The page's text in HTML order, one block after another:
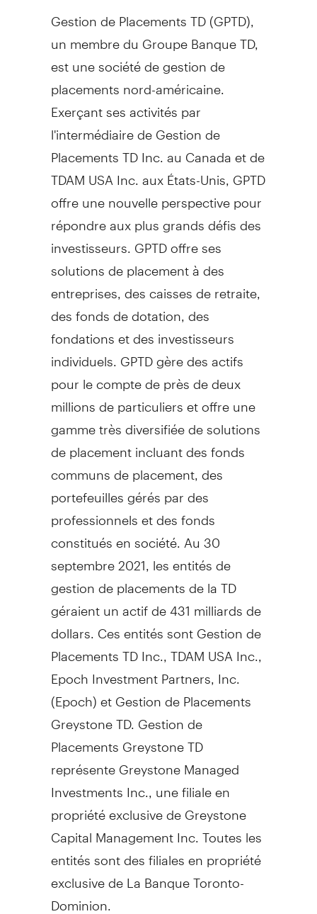
Gestion de Placements TD (GPTD),
un membre du Groupe Banque TD,
est une société de gestion de
placements nord-américaine.
Exerçant ses activités par
l'intermédiaire de Gestion de
Placements TD Inc. au Canadaet de
TDAMUSA Inc. aux États-Unis, GPTD
offre une nouvelle perspective pour
répondre aux plus grands défis des
investisseurs. GPTD offre ses
solutions de placement à des
entreprises, des caisses de retraite,
des fonds de dotation, des
fondations et des investisseurs
individuels. GPTD gère des actifs
pour le compte de près de deux
millions de particuliers et offre une
gamme très diversifiée de solutions
de placement incluant des fonds
communs de placement, des
portefeuilles gérés par des
professionnels et des fonds
constitués en société. Au 30
septembre 2021, les entités de
gestion de placements de la TD
géraient un actif de 431 milliards de
dollars. Ces entités sont Gestion de
Placements TD Inc., TDAM USA Inc.,
Epoch Investment Partners, Inc.
(Epoch) et Gestion de Placements
Greystone TD. Gestion de
Placements Greystone TD
représente Greystone Managed
Investments Inc., une filiale en
propriété exclusive de Greystone
Capital Management Inc. Toutes les
entités sont des filiales en propriété
exclusive de La Banque Toronto-
Dominion.